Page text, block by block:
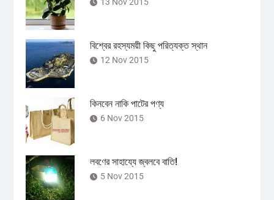
13 Nov 2015
বিশ্বের রহস্যময়ী কিছু পরিত্যক্ত স্থান
12 Nov 2015
কিনবেন নাকি পাটের পণ্য
6 Nov 2015
লবণের সাহায্যে জ্বলবে বাতি!
5 Nov 2015